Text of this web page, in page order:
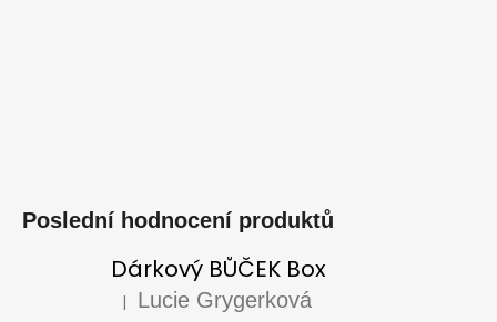
Poslední hodnocení produktů
Dárkový BŮČEK Box
Hodnocení produktu je 5 z 5 hvězdiček.
| Lucie Grygerková